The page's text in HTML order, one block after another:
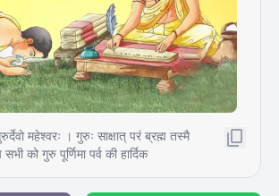
महेश्वरः । गुरुः साक्षात् परं ब्रह्म तस्मै
को गुरु पूर्णिमा पर्व की हार्दिक